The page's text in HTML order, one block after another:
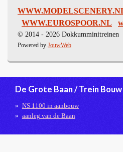
WWW.EUROSPOOR.NL
© 2014 - 2026 Dokkumminitreinen
Powered by JouwWeb
De Grote Baan / Trein Bouw
NS 1100 in aanbouw
aanleg van de Baan